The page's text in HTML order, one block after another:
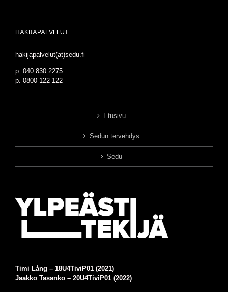
HAKIJAPALVELUT
hakijapalvelut(at)sedu.fi
p. 040 830 2275
p. 0800 122 122
Etusivu
Sedun tervehdys
Sedu
Timi Lång – 18U4TiviP01 (2021)
Jaakko Tasanko – 20U4TiviP01 (2022)